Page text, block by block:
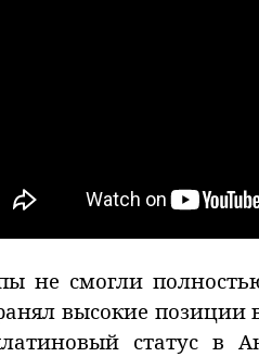
не смогли
высокие позиции
статус в